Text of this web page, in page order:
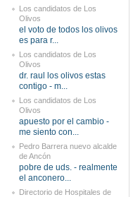
Los candidatos de Los
Olivos
el voto de todos los olivos
es para r...
Los candidatos de Los
Olivos
dr. raul los olivos estas
contigo - m...
Los candidatos de Los
Olivos
apuesto por el cambio -
me siento con...
Pedro Barrera nuevo alcalde
de Ancón
pobre de uds. - realmente
el anconero...
Directorio de Hospitales de